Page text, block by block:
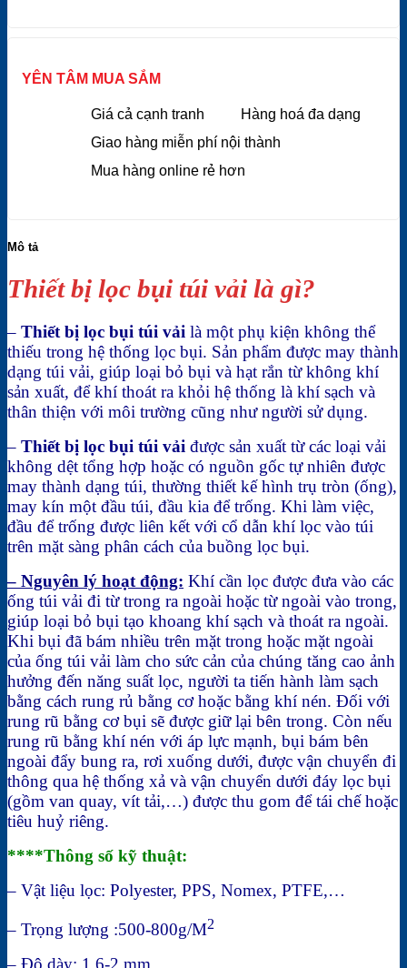
YÊN TÂM MUA SẮM
Giá cả cạnh tranh
Hàng hoá đa dạng
Giao hàng miễn phí nội thành
Mua hàng online rẻ hơn
Mô tả
Thiết bị lọc bụi túi vải là gì?
– Thiết bị lọc bụi túi vải là một phụ kiện không thể
thiếu trong hệ thống lọc bụi. Sản phẩm được may thành
dạng túi vải, giúp loại bỏ bụi và hạt rắn từ không khí
sản xuất, để khí thoát ra khỏi hệ thống là khí sạch và
thân thiện với môi trường cũng như người sử dụng.
– Thiết bị lọc bụi túi vải được sản xuất từ các loại vải
không dệt tổng hợp hoặc có nguồn gốc tự nhiên được
may thành dạng túi, thường thiết kế hình trụ tròn (ống),
may kín một đầu túi, đầu kia để trống. Khi làm việc,
đầu để trống được liên kết với cổ dẫn khí lọc vào túi
trên mặt sàng phân cách của buồng lọc bụi.
– Nguyên lý hoạt động: Khí cần lọc được đưa vào các
ống túi vải đi từ trong ra ngoài hoặc từ ngoài vào trong,
giúp loại bỏ bụi tạo khoang khí sạch và thoát ra ngoài.
Khi bụi đã bám nhiều trên mặt trong hoặc mặt ngoài
của ống túi vải làm cho sức cản của chúng tăng cao ảnh
hưởng đến năng suất lọc, người ta tiến hành làm sạch
bằng cách rung rủ bằng cơ hoặc bằng khí nén. Đối với
rung rũ bằng cơ bụi sẽ được giữ lại bên trong. Còn nếu
rung rũ bằng khí nén với áp lực mạnh, bụi bám bên
ngoài đẩy bung ra, rơi xuống dưới, được vận chuyển đi
thông qua hệ thống xả và vận chuyển dưới đáy lọc bụi
(gồm van quay, vít tải,…) được thu gom để tái chế hoặc
tiêu huỷ riêng.
****Thông số kỹ thuật:
– Vật liệu lọc: Polyester, PPS, Nomex, PTFE,…
– Trọng lượng :500-800g/M2
– Độ dày: 1.6-2 mm